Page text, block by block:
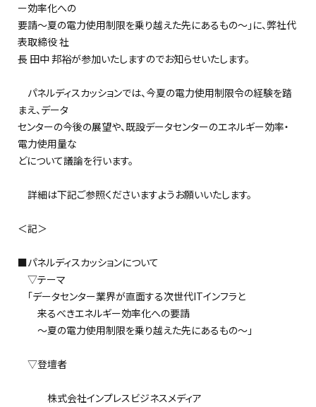
ー効率化への
要請～夏の電力使用制限を乗り越えた先にあるもの～」に、弊社代
表取締役 社
長 田中 邦裕が参加いたしますのでお知らせいたします。
パネルディスカッションでは、今夏の電力使用制限令の経験を踏
まえ、データ
センターの今後の展望や、既設データセンターのエネルギー効率・
電力使用量な
どについて議論を行います。
詳細は下記ご参照くださいますようお願いいたします。
＜記＞
■パネルディスカッションについて
▽テーマ
「データセンター業界が直面する次世代ITインフラと
来るべきエネルギー効率化への要請
～夏の電力使用制限を乗り越えた先にあるもの～」
▽登壇者
株式会社インプレスビジネスメディア